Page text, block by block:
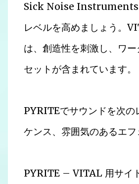
Sick Noise Instruments
レベルを高めましょう。
は、創造性を刺激し、ワ
セットが含まれています。
PYRITEでサウンドを次の
ケンス、雰囲気のあるエフ
PYRITE – VITAL 用サイ